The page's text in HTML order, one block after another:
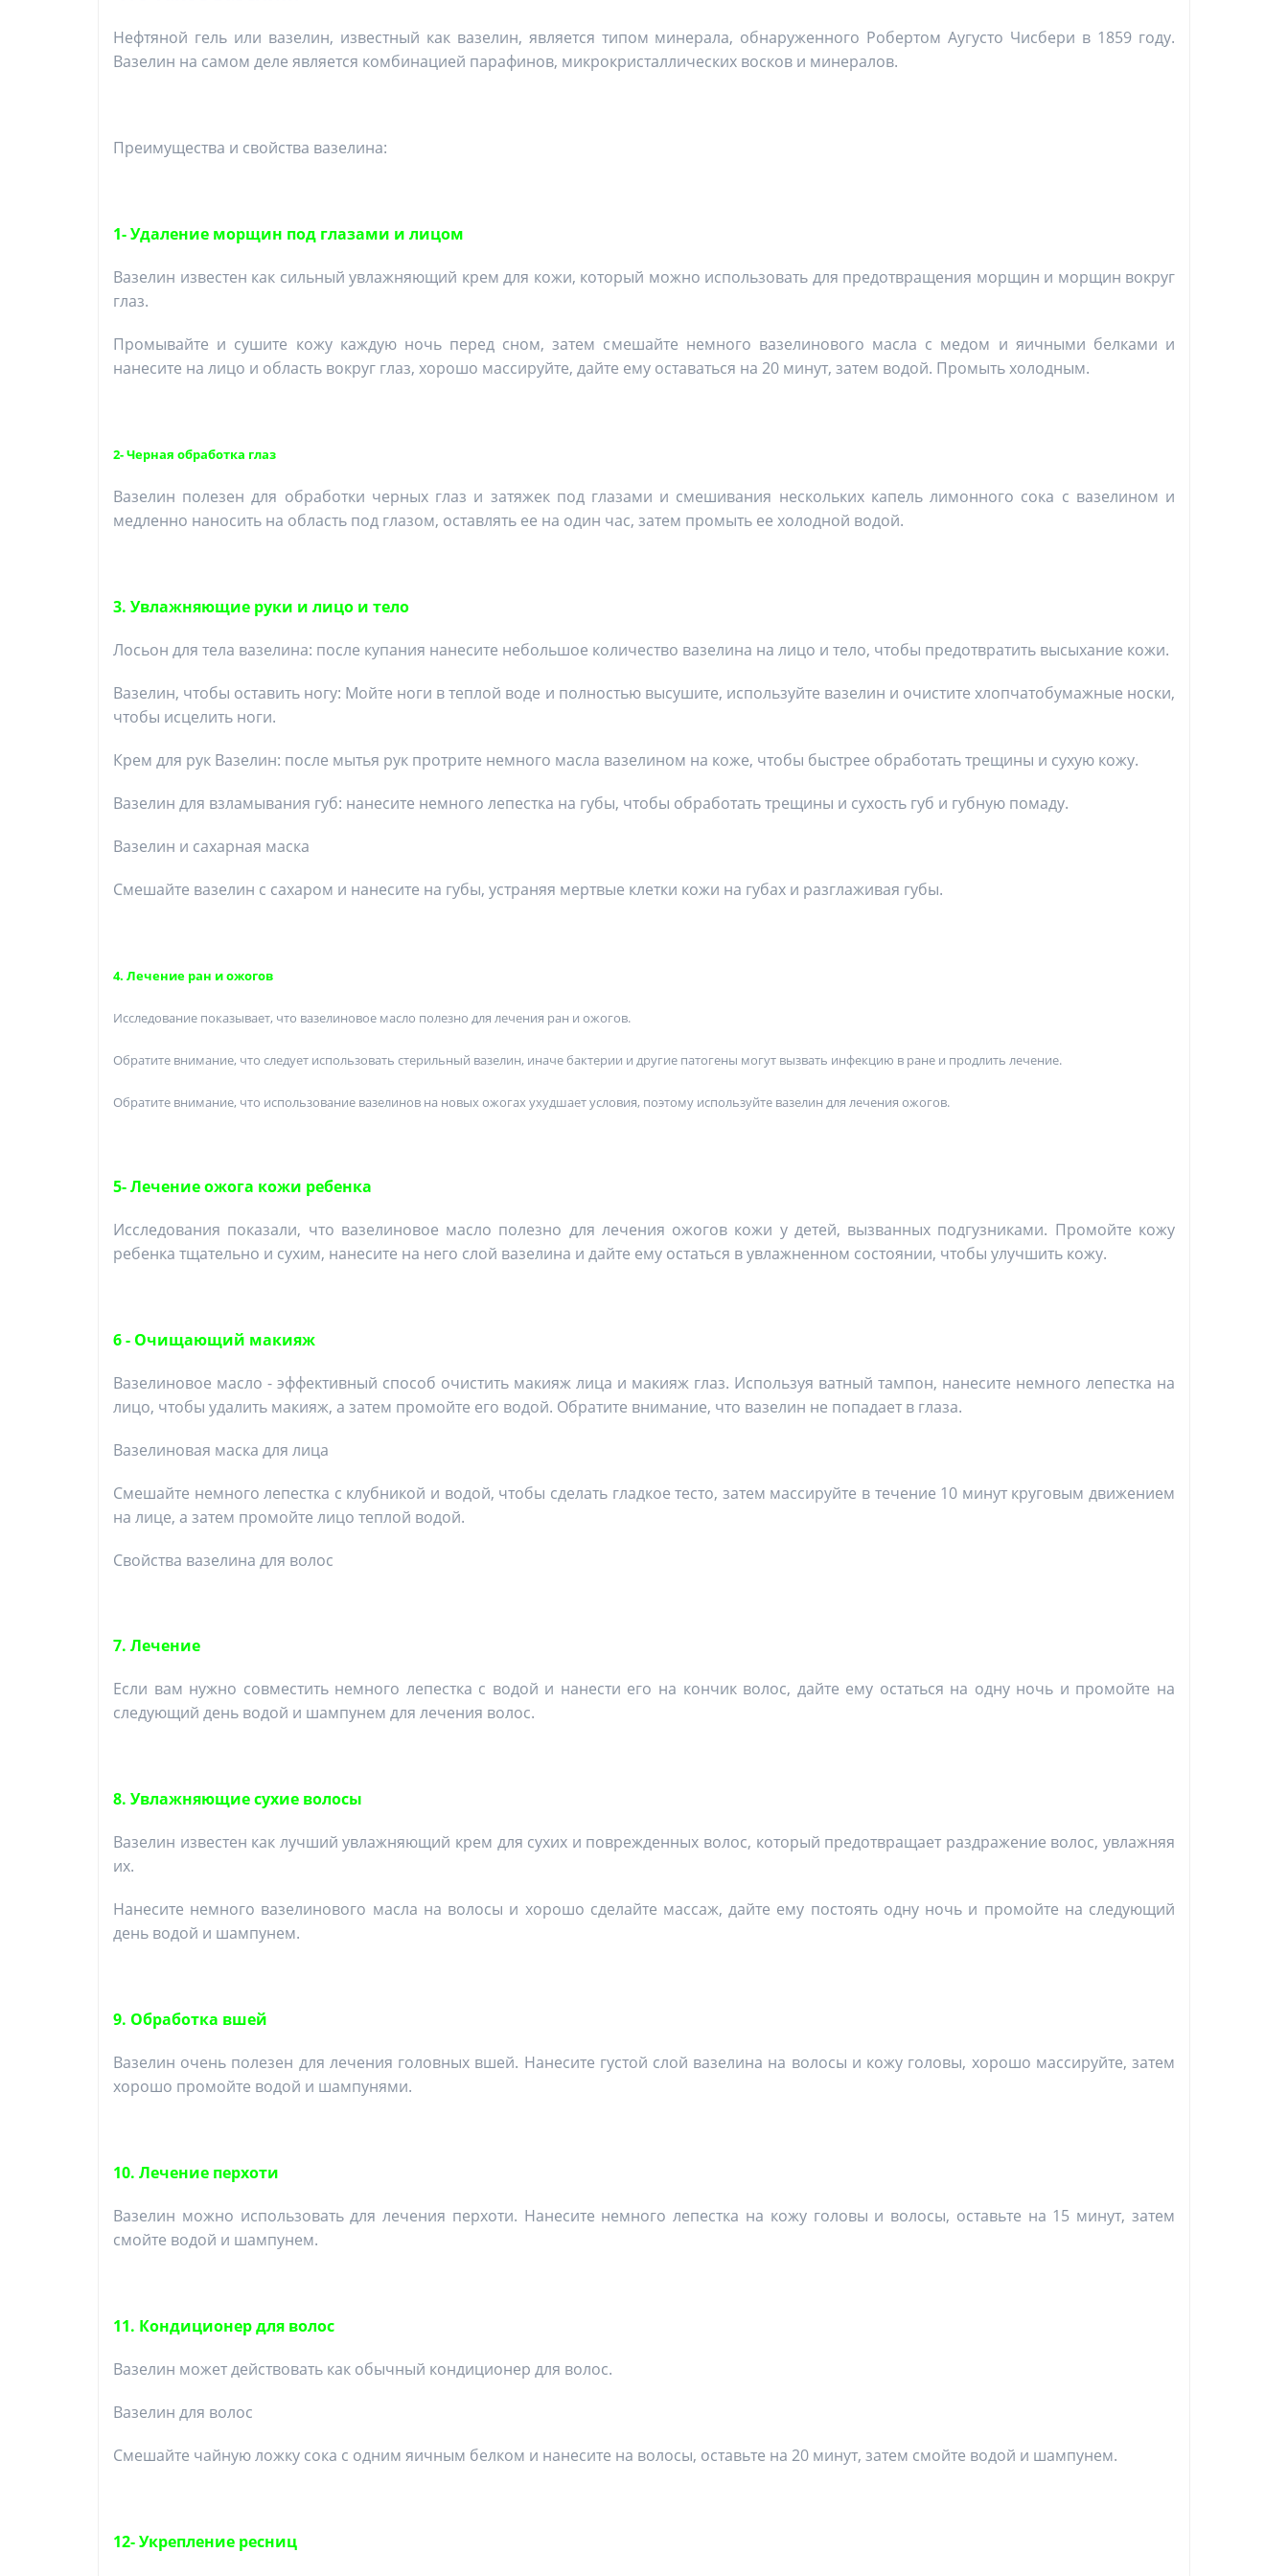
Нефтяной гель или вазелин, известный как вазелин, является типом минерала, обнаруженного Робертом Аугусто Чисбери в 1859 году.
Вазелин на самом деле является комбинацией парафинов, микрокристаллических восков и минералов.
Преимущества и свойства вазелина:
1- Удаление морщин под глазами и лицом
Вазелин известен как сильный увлажняющий крем для кожи, который можно использовать для предотвращения морщин и морщин вокруг
глаз.
Промывайте и сушите кожу каждую ночь перед сном, затем смешайте немного вазелинового масла с медом и яичными белками и
нанесите на лицо и область вокруг глаз, хорошо массируйте, дайте ему оставаться на 20 минут, затем водой. Промыть холодным.
2- Черная обработка глаз
Вазелин полезен для обработки черных глаз и затяжек под глазами и смешивания нескольких капель лимонного сока с вазелином и
медленно наносить на область под глазом, оставлять ее на один час, затем промыть ее холодной водой.
3. Увлажняющие руки и лицо и тело
Лосьон для тела вазелина: после купания нанесите небольшое количество вазелина на лицо и тело, чтобы предотвратить высыхание кожи.
Вазелин, чтобы оставить ногу: Мойте ноги в теплой воде и полностью высушите, используйте вазелин и очистите хлопчатобумажные носки,
чтобы исцелить ноги.
Крем для рук Вазелин: после мытья рук протрите немного масла вазелином на коже, чтобы быстрее обработать трещины и сухую кожу.
Вазелин для взламывания губ: нанесите немного лепестка на губы, чтобы обработать трещины и сухость губ и губную помаду.
Вазелин и сахарная маска
Смешайте вазелин с сахаром и нанесите на губы, устраняя мертвые клетки кожи на губах и разглаживая губы.
4. Лечение ран и ожогов
Исследование показывает, что вазелиновое масло полезно для лечения ран и ожогов.
Обратите внимание, что следует использовать стерильный вазелин, иначе бактерии и другие патогены могут вызвать инфекцию в ране и продлить лечение.
Обратите внимание, что использование вазелинов на новых ожогах ухудшает условия, поэтому используйте вазелин для лечения ожогов.
5- Лечение ожога кожи ребенка
Исследования показали, что вазелиновое масло полезно для лечения ожогов кожи у детей, вызванных подгузниками. Промойте кожу
ребенка тщательно и сухим, нанесите на него слой вазелина и дайте ему остаться в увлажненном состоянии, чтобы улучшить кожу.
6 - Очищающий макияж
Вазелиновое масло - эффективный способ очистить макияж лица и макияж глаз. Используя ватный тампон, нанесите немного лепестка на
лицо, чтобы удалить макияж, а затем промойте его водой. Обратите внимание, что вазелин не попадает в глаза.
Вазелиновая маска для лица
Смешайте немного лепестка с клубникой и водой, чтобы сделать гладкое тесто, затем массируйте в течение 10 минут круговым движением
на лице, а затем промойте лицо теплой водой.
Свойства вазелина для волос
7. Лечение
Если вам нужно совместить немного лепестка с водой и нанести его на кончик волос, дайте ему остаться на одну ночь и промойте на
следующий день водой и шампунем для лечения волос.
8. Увлажняющие сухие волосы
Вазелин известен как лучший увлажняющий крем для сухих и поврежденных волос, который предотвращает раздражение волос, увлажняя
их.
Нанесите немного вазелинового масла на волосы и хорошо сделайте массаж, дайте ему постоять одну ночь и промойте на следующий
день водой и шампунем.
9. Обработка вшей
Вазелин очень полезен для лечения головных вшей. Нанесите густой слой вазелина на волосы и кожу головы, хорошо массируйте, затем
хорошо промойте водой и шампунями.
10. Лечение перхоти
Вазелин можно использовать для лечения перхоти. Нанесите немного лепестка на кожу головы и волосы, оставьте на 15 минут, затем
смойте водой и шампунем.
11. Кондиционер для волос
Вазелин может действовать как обычный кондиционер для волос.
Вазелин для волос
Смешайте чайную ложку сока с одним яичным белком и нанесите на волосы, оставьте на 20 минут, затем смойте водой и шампунем.
12- Укрепление ресниц